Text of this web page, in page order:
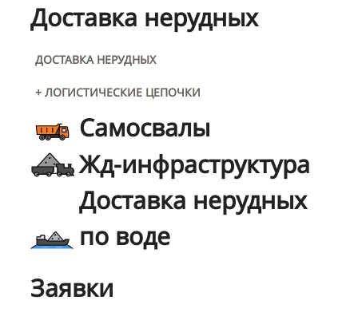
Доставка нерудных
ДОСТАВКА НЕРУДНЫХ
+ ЛОГИСТИЧЕСКИЕ ЦЕПОЧКИ
Самосвалы
Жд-инфраструктура
Доставка нерудных
по воде
Заявки